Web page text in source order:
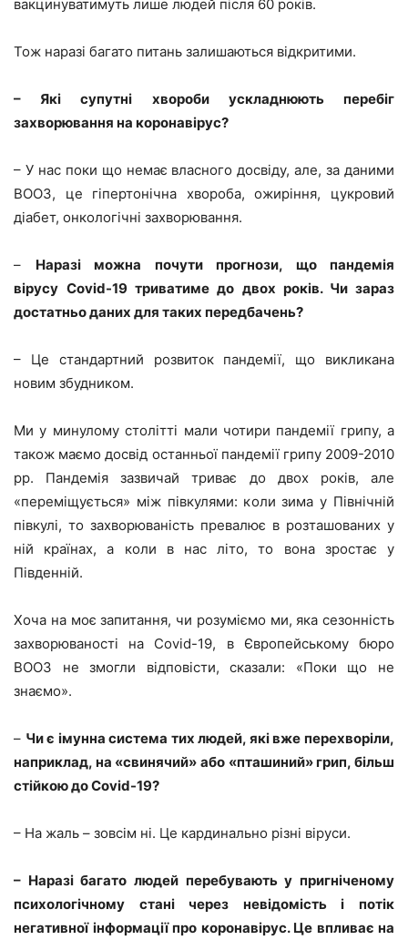
вакцинуватимуть лише людей після 60 років.
Тож наразі багато питань залишаються відкритими.
– Які супутні хвороби ускладнюють перебіг
захворювання на коронавірус?
– У нас поки що немає власного досвіду, але, за даними
ВООЗ, це гіпертонічна хвороба, ожиріння, цукровий
діабет, онкологічні захворювання.
– Наразі можна почути прогнози, що пандемія
вірусу Covid-19 триватиме до двох років. Чи зараз
достатньо даних для таких передбачень?
– Це стандартний розвиток пандемії, що викликана
новим збудником.
Ми у минулому столітті мали чотири пандемії грипу, а
також маємо досвід останньої пандемії грипу 2009-2010
рр. Пандемія зазвичай триває до двох років, але
«переміщується» між півкулями: коли зима у Північній
півкулі, то захворюваність превалює в розташованих у
ній країнах, а коли в нас літо, то вона зростає у
Південній.
Хоча на моє запитання, чи розуміємо ми, яка сезонність
захворюваності на Covid-19, в Європейському бюро
ВООЗ не змогли відповісти, сказали: «Поки що не
знаємо».
– Чи є імунна система тих людей, які вже перехворіли,
наприклад, на «свинячий» або «пташиний» грип, більш
стійкою до Covid-19?
– На жаль – зовсім ні. Це кардинально різні віруси.
– Наразі багато людей перебувають у пригніченому
психологічному стані через невідомість і потік
негативної інформації про коронавірус. Це впливає на